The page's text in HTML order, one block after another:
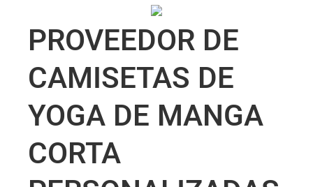
PROVEEDOR DE
CAMISETAS DE
YOGA DE MANGA
CORTA